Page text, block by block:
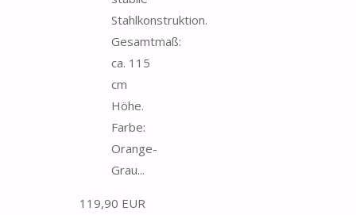
Stahlkonstruktion.
Gesamtmaß:
ca. 115
cm
Höhe.
Farbe:
Orange-
Grau...
119,90 EUR